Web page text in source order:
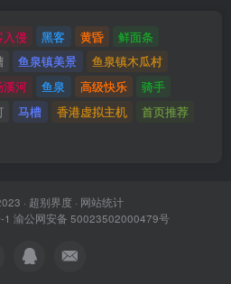
入侵 黑客 黄昏
鲜面条
鱼泉镇美景
鱼泉镇木瓜村
溪河 鱼泉 高级快乐
骑手
马槽 香港虚拟主机
首页推荐
· 超别界度· 网站统计
渝公网安备 50023502000479号